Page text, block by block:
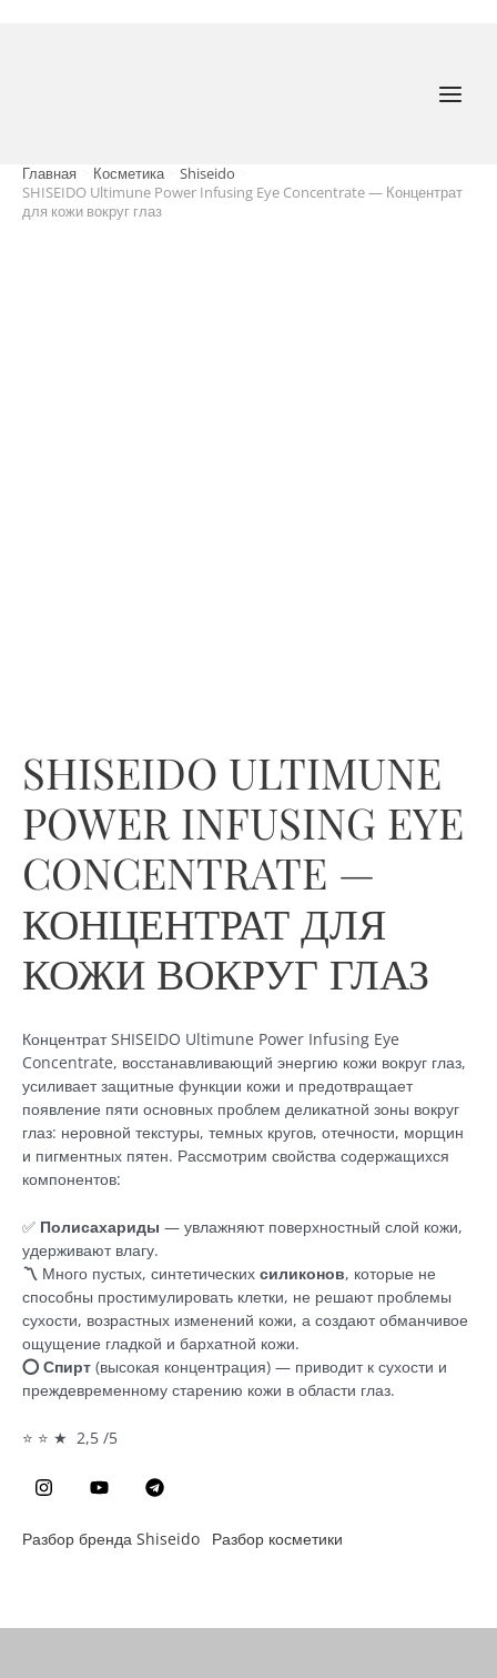
Главная Косметика
Shiseido
SHISEIDO Ultimune Power Infusing Eye Concentrate — Концентрат
для кожи вокруг глаз
SHISEIDO ULTIMUNE
POWER INFUSING EYE
CONCENTRATE —
КОНЦЕНТРАТ ДЛЯ
КОЖИ ВОКРУГ ГЛАЗ
Концентрат SHISEIDO Ultimune Power Infusing Eye
Concentrate, восстанавливающий энергию кожи вокруг глаз,
усиливает защитные функции кожи и предотвращает
появление пяти основных проблем деликатной зоны вокруг
глаз: неровной текстуры, темных кругов, отечности, морщин
и пигментных пятен. Рассмотрим свойства содержащихся
компонентов:
✅ Полисахариды — увлажняют поверхностный слой кожи,
удерживают влагу.
〽️ Много пустых, синтетических силиконов, которые не
способны простимулировать клетки, не решают проблемы
сухости, возрастных изменений кожи, а создают обманчивое
ощущение гладкой и бархатной кожи.
⭕️ Спирт (высокая концентрация) — приводит к сухости и
преждевременному старению кожи в области глаз.
⭐ ⭐ ★ 2,5 /5
Разбор бренда Shiseido Разбор косметики